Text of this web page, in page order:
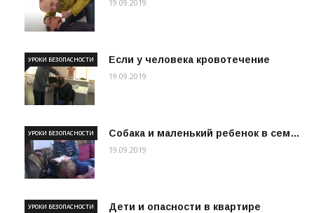
19.09.2019
Если у человека кровотечение
УРОКИ БЕЗОПАСНОСТИ
19.09.2019
Собака и маленький ребенок в сем…
УРОКИ БЕЗОПАСНОСТИ
19.09.2019
Дети и опасности в квартире
УРОКИ БЕЗОПАСНОСТИ